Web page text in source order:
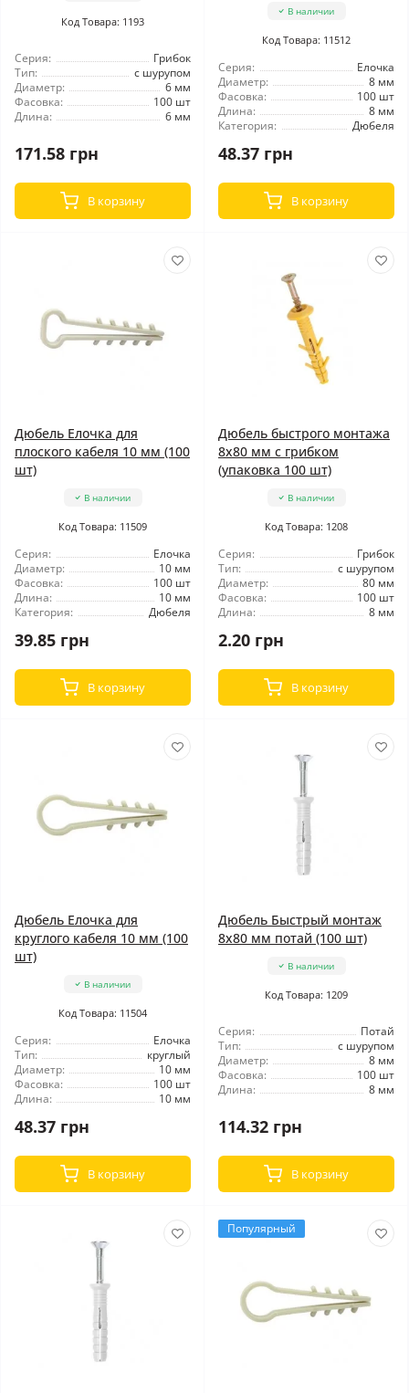
Код Товара: 1193
Серия:
Грибок
Тип:
с шурупом
Диаметр:
6 мм
Фасовка:
100 шт
Длина:
6 мм
171.58 грн
В корзину
В наличии
Код Товара: 11512
Серия:
Елочка
Диаметр:
8 мм
Фасовка:
100 шт
Длина:
8 мм
Категория:
Дюбеля
48.37 грн
В корзину
Дюбель Елочка для
плоского кабеля 10 мм (100
шт)
В наличии
Код Товара: 11509
Серия:
Елочка
Диаметр:
10 мм
Фасовка:
100 шт
Длина:
10 мм
Категория:
Дюбеля
39.85 грн
В корзину
Дюбель быстрого монтажа
8x80 мм с грибком
(упаковка 100 шт)
В наличии
Код Товара: 1208
Серия:
Грибок
Тип:
с шурупом
Диаметр:
80 мм
Фасовка:
100 шт
Длина:
8 мм
2.20 грн
В корзину
Дюбель Елочка для
круглого кабеля 10 мм (100
шт)
В наличии
Код Товара: 11504
Серия:
Елочка
Тип:
круглый
Диаметр:
10 мм
Фасовка:
100 шт
Длина:
10 мм
48.37 грн
В корзину
Дюбель Быстрый монтаж
8x80 мм потай (100 шт)
В наличии
Код Товара: 1209
Серия:
Потай
Тип:
с шурупом
Диаметр:
8 мм
Фасовка:
100 шт
Длина:
8 мм
114.32 грн
В корзину
Популярный